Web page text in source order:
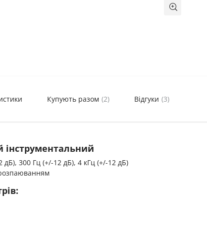
Купують разом (2) Відгуки (3)
інструментальний
300 Гц (+/-12 дБ), 4 кГц (+/-12 дБ)